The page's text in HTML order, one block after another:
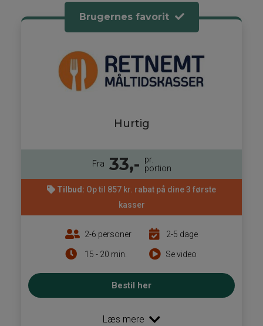
Brugernes favorit
Hurtig
Fra 33,-
pr.
portion
Tilbud: Op til 857 kr. rabat på dine 3 første
kasser
2-6 personer
15 - 20 min.
2-5 dage
Se video
Bestil her
Læs mere